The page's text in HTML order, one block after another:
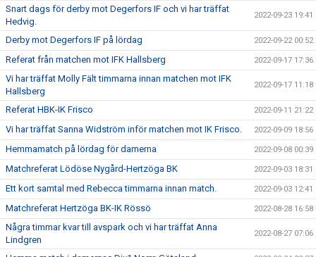
Snart dags för derby mot Degerfors IF och vi har träffat
Hedvig.
2022-09-23 19:41
Derby mot Degerfors IF på lördag 2022-09-22 00:52
Referat från matchen mot IFK Hallsberg 2022-09-17 17:36
Vi har träffat Molly Fält timmarna innan matchen mot IFK
Hallsberg
2022-09-17 11:18
Referat HBK-IK Frisco 2022-09-11 21:22
Vi har träffat Sanna Widström inför matchen mot IK Frisco. 2022-09-09 18:56
Hemmamatch på lördag för damerna 2022-09-08 00:39
Matchreferat Lödöse Nygård-Hertzöga BK 2022-09-03 18:31
Ett kort samtal med Rebecca timmarna innan match. 2022-09-03 12:41
Matchreferat Hertzöga BK-IK Rössö 2022-08-28 16:58
Några timmar kvar till avspark och vi har träffat Anna
Lindgren
2022-08-27 07:06